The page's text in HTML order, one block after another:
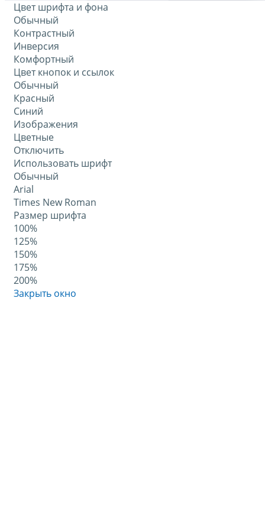
Цвет шрифта и фона
Обычный
Контрастный
Инверсия
Комфортный
Цвет кнопок и ссылок
Обычный
Красный
Синий
Изображения
Цветные
Отключить
Использовать шрифт
Обычный
Arial
Times New Roman
Размер шрифта
100%
125%
150%
175%
200%
Закрыть окно